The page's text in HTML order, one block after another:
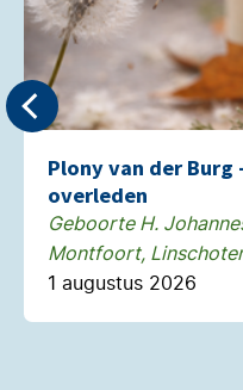
Plony van der Burg
overleden
Geboorte H.
Montfoort,
1 augustus 2026